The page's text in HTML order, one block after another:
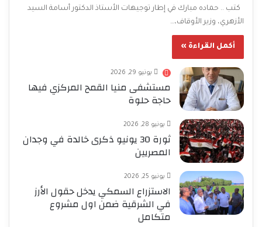
كتب .. حماده مبارك في إطار توجيهات الأستاذ الدكتور أسامة السيد
الأزهري، وزير الأوقاف،…
أكمل القراءة »
يونيو 29, 2026
مستشفى منيا القمح المركزي فيها
حاجة حلوة
يونيو 28, 2026
ثورة 30 يونيو ذكرى خالدة في وجدان
المصريين
يونيو 25, 2026
الاستزراع السمكي يدخل حقول الأرز
في الشرقية ضمن اول مشروع
متكامل